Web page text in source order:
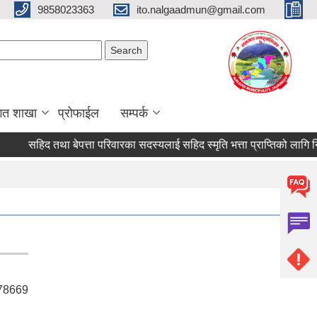
9858023363 ito.nalgaadmun@gmail.com
शाखा प्रोफाईल सम्पर्क
सहिद तथा बेपत्ता परिवारका सदस्यलाई सहिद स्मृति भत्ता प्राप्तिको लागि